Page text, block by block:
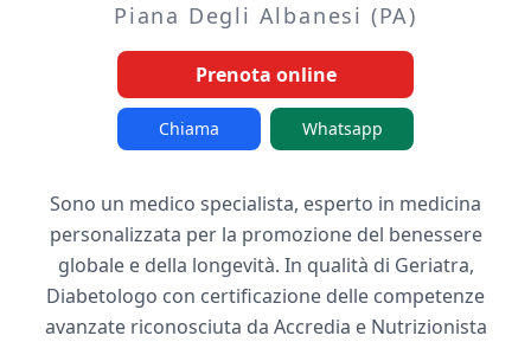
Piana Degli Albanesi (PA)
Prenota online
Chiama Whatsapp
Sono un medico specialista, esperto in medicina
personalizzata per la promozione del benessere
globale e della longevità. In qualità di Geriatra,
Diabetologo con certificazione delle competenze
avanzate riconosciuta da Accredia e Nutrizionista